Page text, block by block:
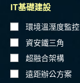
IT基礎建設
環境溫溼度監控
資安鐵三角
超融合架構
遠距辦公方案